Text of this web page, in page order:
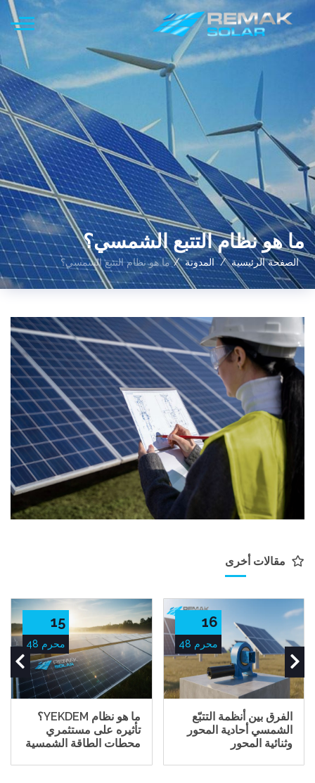
ما هو نظام التتبع الشمسي؟
الصفحة الرئيسية المدونة ما هو نظام التتبع الشمسي؟
مقالات أخرى
16
محرم 48
الفرق بين أنظمة التتبّع
الشمسي أحادية المحور
وثنائية المحور
15
محرم 48
ما هو نظام YEKDEM؟
تأثيره على مستثمري
محطات الطاقة الشمسية